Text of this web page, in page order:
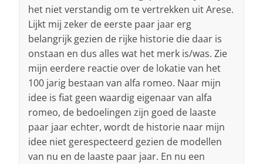
het niet verstandig om te vertrekken uit Arese.
Lijkt mij zeker de eerste paar jaar erg
belangrijk gezien de rijke historie die daar is
onstaan en dus alles wat het merk is/was. Zie
mijn eerdere reactie over de lokatie van het
100 jarig bestaan van alfa romeo. Naar mijn
idee is fiat geen waardig eigenaar van alfa
romeo, de bedoelingen zijn goed de laaste
paar jaar echter, wordt de historie naar mijn
idee niet gerespecteerd gezien de modellen
van nu en de laaste paar jaar. En nu een